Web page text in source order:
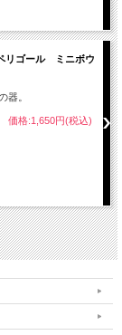
リゴール ミニボウ
器。
価格:1,650円(税込)